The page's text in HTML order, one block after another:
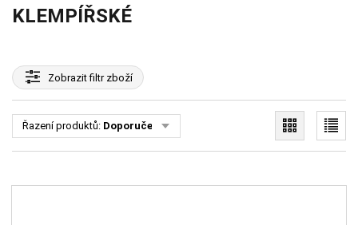
KLEMPÍŘSKÉ
Zobrazitfiltr zboží
Řazení produktů: Doporučené